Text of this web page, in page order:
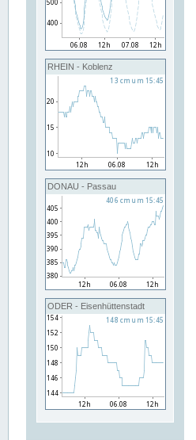
RHEIN - Koblenz
DONAU - Passau
ODER - Eisenhüttenstadt